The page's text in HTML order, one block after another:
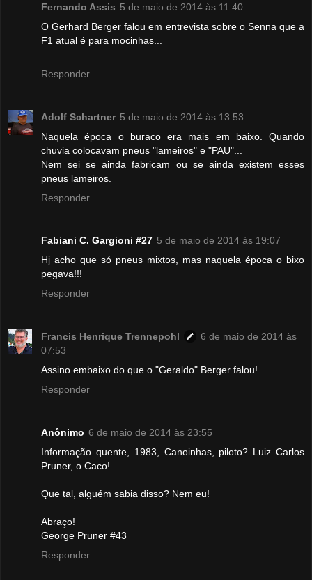
Fernando Assis 5 de maio de 2014 às 11:40
O Gerhard Berger falou em entrevista sobre o Senna que a
F1 atual é para mocinhas...
Responder
Adolf Schartner 5 de maio de 2014 às 13:53
Naquela época o buraco era mais em baixo. Quando
chuvia colocavam pneus "lameiros" e "PAU"...
Nem sei se ainda fabricam ou se ainda existem esses
pneus lameiros.
Responder
Fabiani C. Gargioni #27 5 de maio de 2014 às 19:07
Hj acho que só pneus mixtos, mas naquela época o bixo
pegava!!!
Responder
Francis Henrique Trennepohl
6 de maio de 2014 às
07:53
Assino embaixo do que o "Geraldo" Berger falou!
Responder
Anônimo 6 de maio de 2014 às 23:55
Informação quente, 1983, Canoinhas, piloto? Luiz Carlos
Pruner, o Caco!
Que tal, alguém sabia disso? Nem eu!
Abraço!
George Pruner #43
Responder